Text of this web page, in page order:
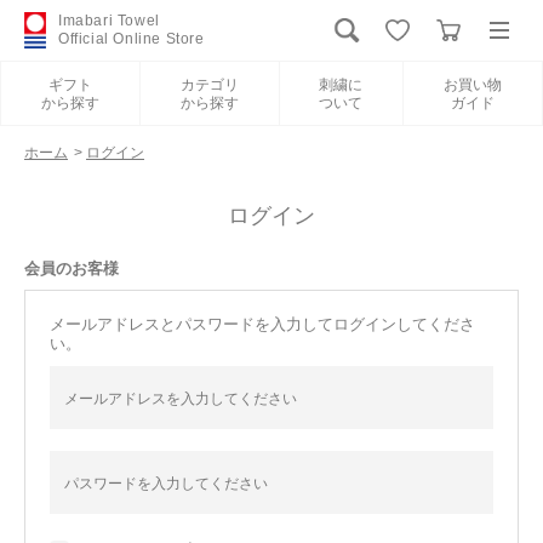
Imabari Towel
Official Online Store
ギフト
から探す
カテゴリ
から探す
刺繍に
ついて
お買い物
ガイド
新規会員登録
カテゴリから探す
刺繍について
ホーム > ログイン
ログイン
会員のお客様
メールアドレスとパスワードを入力してログインしてくださ
い。